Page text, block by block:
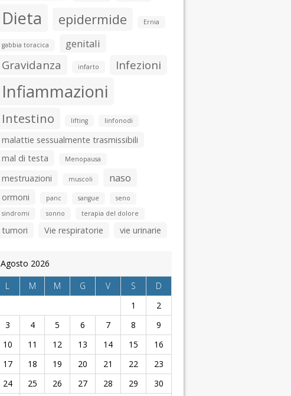
Dieta epidermide Ernia
gabbia toracica genitali
Gravidanza infarto Infezioni
Infiammazioni
Intestino lifting linfonodi
malattie sessualmente trasmissibili
mal di testa
Menopausa
mestruazioni muscoli naso
ormoni panc sangue
seno
sindromi
sonno terapia del dolore
tumori Vie respiratorie vie urinarie
Agosto 2026
L
M M G V S
D
1
2
3
4 5 6 7 8
9
10
11 12 13 14 15
16
17
18 19 20 21 22
23
24
25 26 27 28 29 30